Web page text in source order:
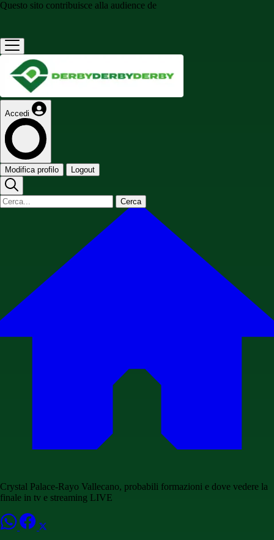
Questo sito contribuisce alla audience de
Accedi
Modifica profilo Logout
Cerca
Crystal Palace-Rayo Vallecano, probabili formazioni e dove vedere la
finale in tv e streaming LIVE